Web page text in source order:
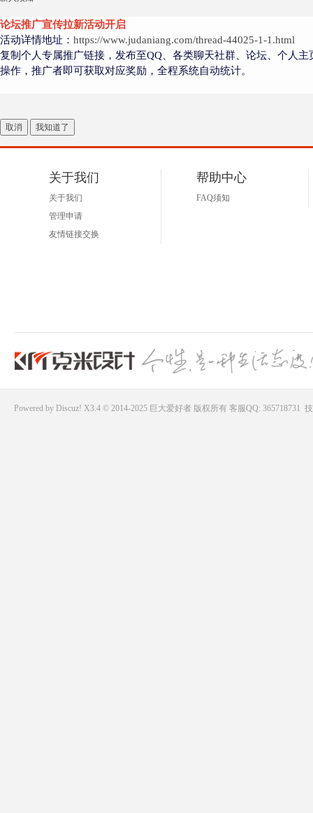
论坛推广宣传拉新活动开启
活动详情地址： https://www.judaniang.com/thread-44025-1-1.html
复制个人专属推广链接，发布至QQ、各类聊天社群、论坛、个人
操作，推广者即可获取对应奖励，全程系统自动统计。
取消 我知道了
关于我们
关于我们
管理申请
友情链接交换
帮助中心
FAQ须知
Powered by Discuz! X3.4 © 2014-2025 巨大爱好者版权所有 客服QQ: 365718731